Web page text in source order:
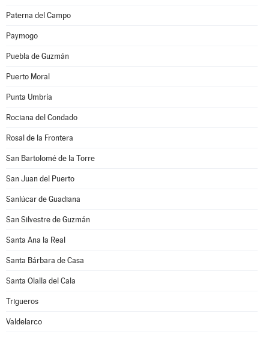
Paterna del Campo
Paymogo
Puebla de Guzmán
Puerto Moral
Punta Umbría
Rociana del Condado
Rosal de la Frontera
San Bartolomé de la Torre
San Juan del Puerto
Sanlúcar de Guadiana
San Silvestre de Guzmán
Santa Ana la Real
Santa Bárbara de Casa
Santa Olalla del Cala
Trigueros
Valdelarco